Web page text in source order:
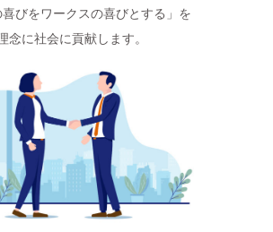
びをワークスの喜びとする」を
念に社会に貢献します。